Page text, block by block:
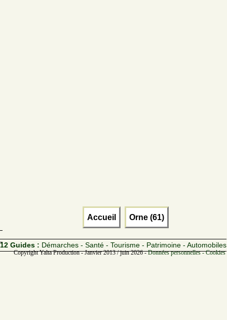
Accueil Orne (61)
12 Guides : Démarches - Santé - Tourisme - Patrimoine - Automobiles
Copyright Yalta Production - Janvier 2013 / juin 2026 -Données personnelles -